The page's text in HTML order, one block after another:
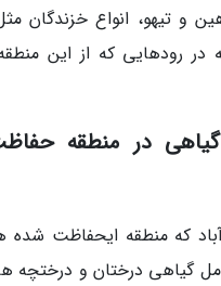
و تیهو، انواع خزندگان
در رودهایی که از این
در منطقه
گیاهی درختان و درختچه